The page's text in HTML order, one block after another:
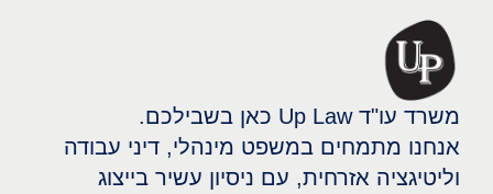
משרד עו"ד Up Law כאן בשבילכם.
אנחנו מתמחים במשפט מינהלי, דיני עבודה
וליטיגציה אזרחית, עם ניסיון עשיר בייצוג